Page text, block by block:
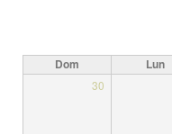
Dom Lun
30